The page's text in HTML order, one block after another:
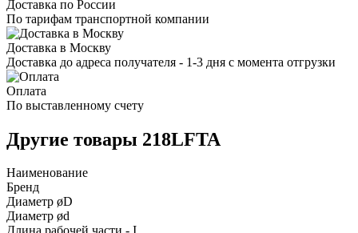
Доставка по России
По тарифам транспортной компании
Доставка в Москву
Доставка до адреса получателя - 1-3 дня с момента отгрузки
Оплата
По выставленному счету
Другие товары 218LFTA
Наименование
Бренд
Диаметр øD
Диаметр ød